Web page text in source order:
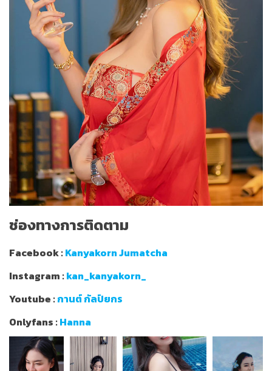
ช่องทางการติดตาม
Facebook :Kanyakorn Jumatcha
Instagram :kan_kanyakorn_
Youtube :กานต์ กัลป์ยกร
Onlyfans :Hanna